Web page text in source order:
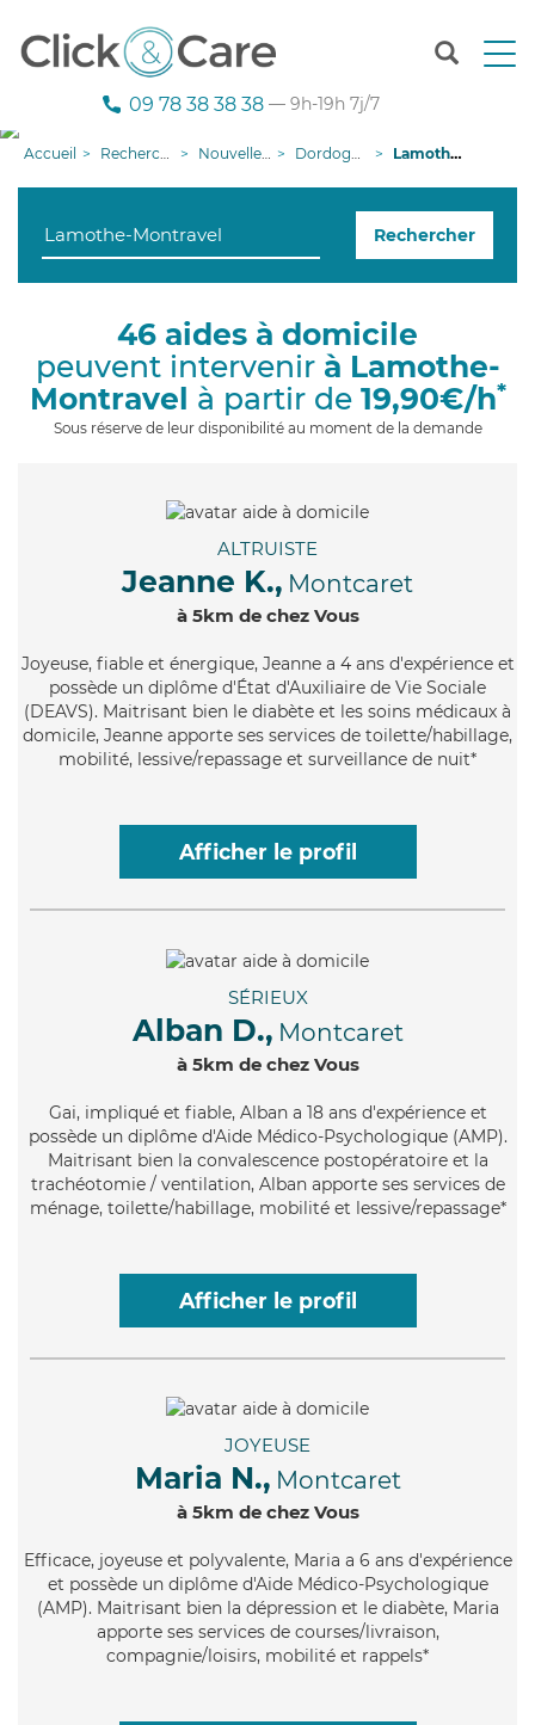
T
n
g
i
o
09 78 38 38 38 — 9h-19h 7j/7
Accueil Recherche aide à domicile Nouvelle-Aquitaine Dordogne Lamothe-Montravel
Rechercher
46 aides à domicile
peuvent intervenir à Lamothe-
Montravel à partir de 19,90€/h*
Sous réserve de leur disponibilité au moment de la demande
ALTRUISTE
Jeanne K., Montcaret
à 5km de chez Vous
Joyeuse, fiable et énergique, Jeanne a 4 ans d'expérience et
possède un diplôme d'État d'Auxiliaire de Vie Sociale
(DEAVS). Maitrisant bien le diabète et les soins médicaux à
domicile, Jeanne apporte ses services de toilette/habillage,
mobilité, lessive/repassage et surveillance de nuit*
Afficher le profil
SÉRIEUX
Alban D., Montcaret
à 5km de chez Vous
Gai, impliqué et fiable, Alban a 18 ans d'expérience et
possède un diplôme d'Aide Médico-Psychologique (AMP).
Maitrisant bien la convalescence postopératoire et la
trachéotomie / ventilation, Alban apporte ses services de
ménage, toilette/habillage, mobilité et lessive/repassage*
Afficher le profil
JOYEUSE
Maria N., Montcaret
à 5km de chez Vous
Efficace, joyeuse et polyvalente, Maria a 6 ans d'expérience
et possède un diplôme d'Aide Médico-Psychologique
(AMP). Maitrisant bien la dépression et le diabète, Maria
apporte ses services de courses/livraison,
compagnie/loisirs, mobilité et rappels*